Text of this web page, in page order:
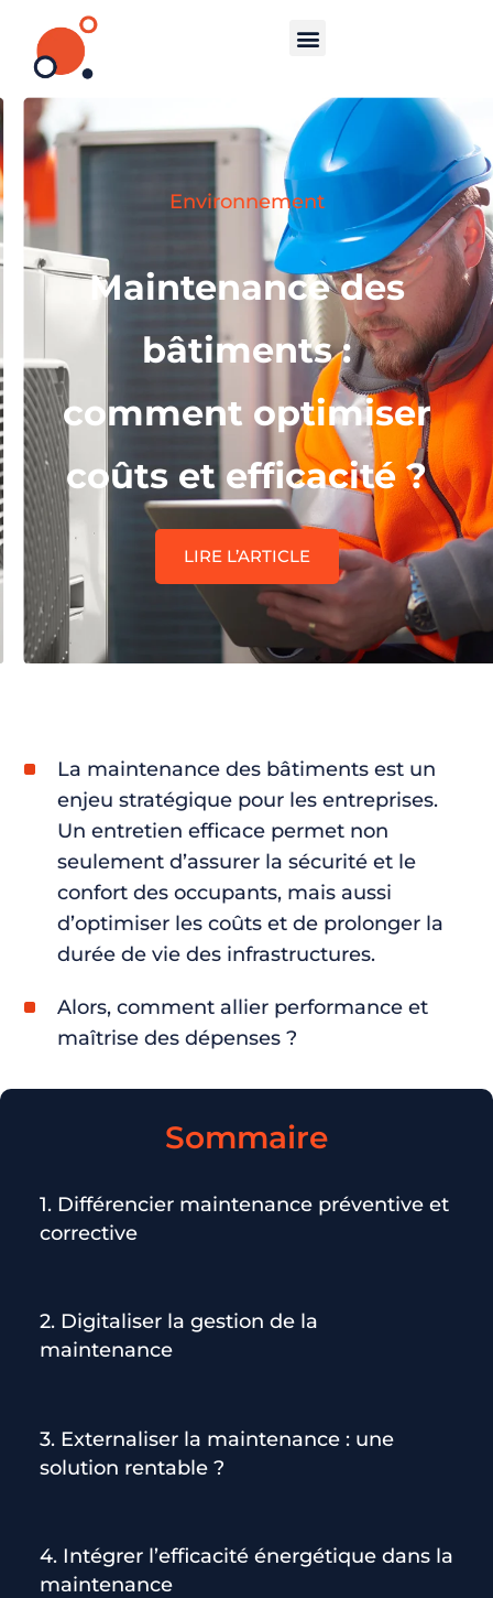
Environnement
Maintenance des
bâtiments :
comment optimiser
coûts et efficacité ?
LIRE L’ARTICLE
La maintenance des bâtiments est un
enjeu stratégique pour les entreprises.
Un entretien efficace permet non
seulement d’assurer la sécurité et le
confort des occupants, mais aussi
d’optimiser les coûts et de prolonger la
durée de vie des infrastructures.
Alors, comment allier performance et
maîtrise des dépenses ?
Sommaire
1. Différencier maintenance préventive et
corrective
2. Digitaliser la gestion de la
maintenance
3. Externaliser la maintenance : une
solution rentable ?
4. Intégrer l’efficacité énergétique dans la
maintenance